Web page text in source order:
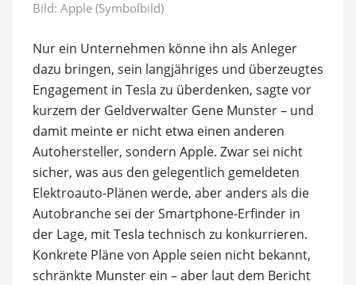
Bild: Apple (Symbolbild)
Nur ein Unternehmen könne ihn als Anleger
dazu bringen, sein langjähriges und überzeugtes
Engagement in Tesla zu überdenken, sagte vor
kurzem der Geldverwalter Gene Munster – und
damit meinte er nicht etwa einen anderen
Autohersteller, sondern Apple. Zwar sei nicht
sicher, was aus den gelegentlich gemeldeten
Elektroauto-Plänen werde, aber anders als die
Autobranche sei der Smartphone-Erfinder in
der Lage, mit Tesla technisch zu konkurrieren.
Konkrete Pläne von Apple seien nicht bekannt,
schränkte Munster ein – aber laut dem Bericht